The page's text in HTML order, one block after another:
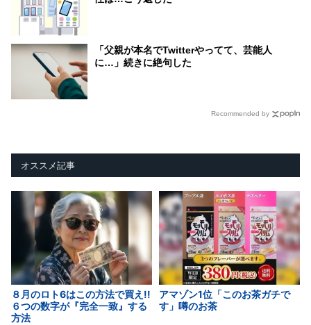
「父親が本名でTwitterやってて、芸能人
に…」続きに絶句した
Recommended by
オススメ記事
８月のロト6はこの方法で買え!!
６つの数字が『完全一致』する
方法
アマゾン1位「このお茶ガチで
す」噂のお茶